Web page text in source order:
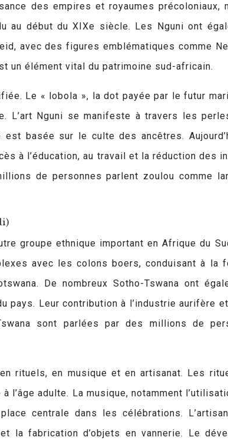
des empires et royaumes précoloniaux,
au début du XIXe siècle. Les Nguni ont
avec des figures emblématiques comme
un élément vital du patrimoine sud-africain.
Le « lobola », la dot payée par le futur
L’art Nguni se manifeste à travers les
basée sur le culte des ancêtres.
à l’éducation, au travail et la réduction des
de personnes parlent zoulou comme
groupe ethnique important en Afrique du
avec les colons boers, conduisant à la
De nombreux Sotho-Tswana ont
pays. Leur contribution à l’industrie aurifère
sont parlées par des millions de
rituels, en musique et en artisanat. Les
l’âge adulte. La musique, notamment
centrale dans les célébrations.
la fabrication d’objets en vannerie. Le